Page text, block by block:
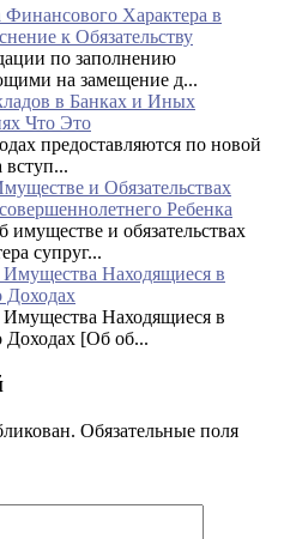
Характера в
к Обязательству
по заполнению
на замещение д...
в Банках и Иных
Что Это
предоставляются по новой
и Обязательствах
Ребенка
и обязательствах
супруг...
Находящиеся в
Доходах
Находящиеся в
Доходах [Об об...
Обязательные поля